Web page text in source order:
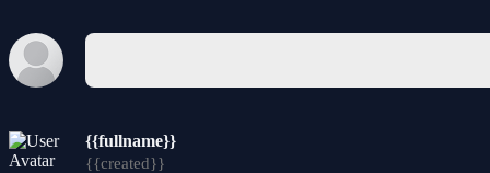
{{fullname}}
{{created}}